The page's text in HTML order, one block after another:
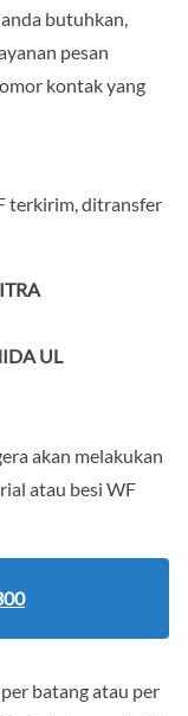
butuhkan,
pesan
kontak yang
terkirim, ditransfer
UL
akan melakukan
atau besi WF
per batang atau per